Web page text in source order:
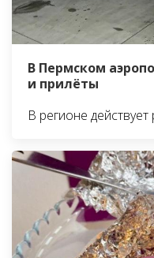
В Пермском
и прилёты
В регионе